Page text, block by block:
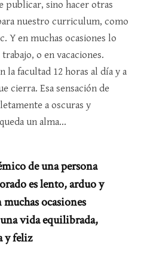
publicar, sino hacer otras
nuestro curriculum, como
Y en muchas ocasiones lo
o en vacaciones.
la facultad 12 horas al día y a
cierra. Esa sensación de
a oscuras y
un alma…
de una persona
es lento, arduo y
ocasiones
vida equilibrada,
y feliz